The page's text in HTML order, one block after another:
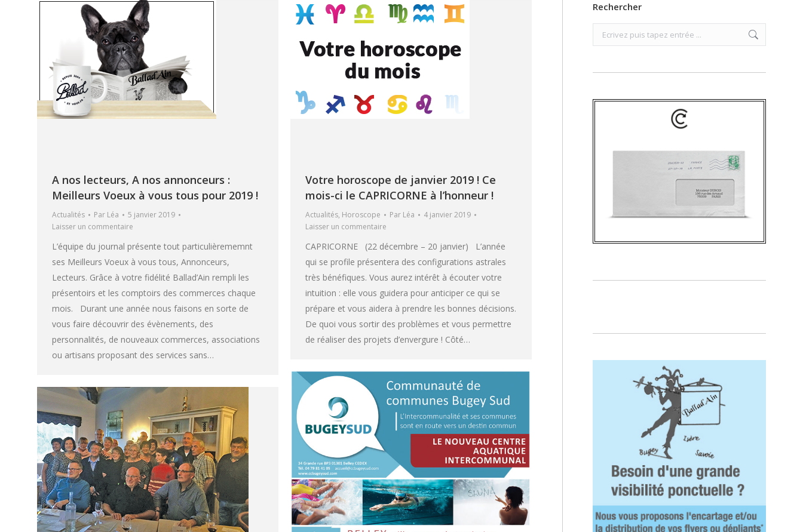
A nos lecteurs, A nos annonceurs :
Meilleurs Voeux à vous tous pour 2019 !
Actualités Par Léa
5 janvier 2019
Laisser un commentaire
L’équipe du journal présente tout particulièrememnt
ses Meilleurs Voeux à vous tous, Annonceurs,
Lecteurs. Grâce à votre fidélité Ballad’Ain rempli les
présentoirs et les comptoirs des commerces chaque
mois. Durant une année nous faisons en sorte de
vous faire découvrir des évènements, des
personnalités, de nouveaux commerces, associations
ou artisans proposant des services sans…
Votre horoscope de janvier 2019 ! Ce
mois-ci le CAPRICORNE à l’honneur !
Actualités, Horoscope Par Léa
4 janvier 2019
Laisser un commentaire
CAPRICORNE (22 décembre – 20 janvier) L’année
qui se profile présentera des configurations astrales
très bénéfiques. Vous aurez intérêt à écouter votre
intuition : elle vous guidera pour anticiper ce qui se
prépare et vous aidera à prendre les bonnes décisions.
De quoi vous sortir des problèmes et vous permettre
de réaliser des projets d’envergure ! Côté…
Rechercher
Search: